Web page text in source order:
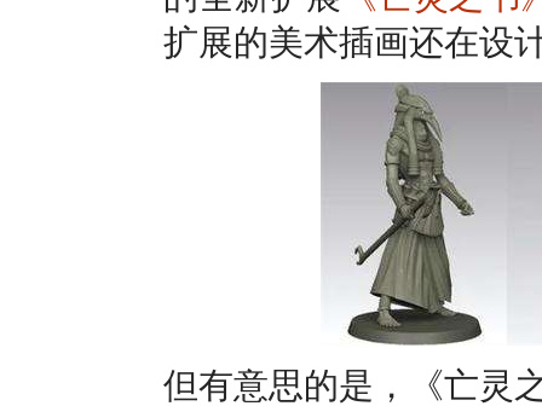
扩展的美术插画还在设
但有意思的是，《亡灵